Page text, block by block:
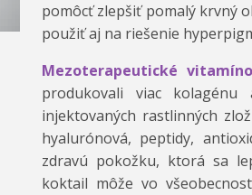
pomôcť zlepšiť pomalý krvný
použiť aj na riešenie
Mezoterapeutické
produkovali viac
injektovaných rastlinných
hyalurónová, peptidy,
zdravú pokožku, ktorá sa
koktail môže vo